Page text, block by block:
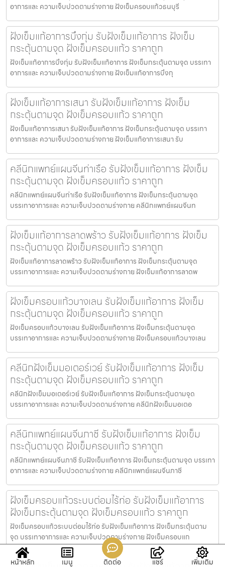
อาการและ ความเจ็บปวดตามร่างกาย ฝังเข็มครอบแก้วธนบุรี
ฝังเข็มแก้อาการบึงกุ่ม รับฝังเข็มแก้อาการ ฝังเข็ม
กระตุ้นตามจุด ฝังเข็มครอบแก้ว ราคาถูก
ฝังเข็มแก้อาการบึงกุ่ม รับฝังเข็มแก้อาการ ฝังเข็มกระตุ้นตามจุด บรรเทา
อาการและ ความเจ็บปวดตามร่างกาย ฝังเข็มแก้อาการบึงกุ
ฝังเข็มแก้อาการเสนา รับฝังเข็มแก้อาการ ฝังเข็ม
กระตุ้นตามจุด ฝังเข็มครอบแก้ว ราคาถูก
ฝังเข็มแก้อาการเสนา รับฝังเข็มแก้อาการ ฝังเข็มกระตุ้นตามจุด บรรเทา
อาการและ ความเจ็บปวดตามร่างกาย ฝังเข็มแก้อาการเสนา รับ
คลีนิกแพทย์แผนจีนท่าเรือ รับฝังเข็มแก้อาการ ฝังเข็ม
กระตุ้นตามจุด ฝังเข็มครอบแก้ว ราคาถูก
คลีนิกแพทย์แผนจีนท่าเรือ รับฝังเข็มแก้อาการ ฝังเข็มกระตุ้นตามจุด
บรรเทาอาการและ ความเจ็บปวดตามร่างกาย คลีนิกแพทย์แผนจีนท
ฝังเข็มแก้อาการลาดพร้าว รับฝังเข็มแก้อาการ ฝังเข็ม
กระตุ้นตามจุด ฝังเข็มครอบแก้ว ราคาถูก
ฝังเข็มแก้อาการลาดพร้าว รับฝังเข็มแก้อาการ ฝังเข็มกระตุ้นตามจุด
บรรเทาอาการและ ความเจ็บปวดตามร่างกาย ฝังเข็มแก้อาการลาดพ
ฝังเข็มครอบแก้วบางเลน รับฝังเข็มแก้อาการ ฝังเข็ม
กระตุ้นตามจุด ฝังเข็มครอบแก้ว ราคาถูก
ฝังเข็มครอบแก้วบางเลน รับฝังเข็มแก้อาการ ฝังเข็มกระตุ้นตามจุด
บรรเทาอาการและ ความเจ็บปวดตามร่างกาย ฝังเข็มครอบแก้วบางเลน
คลีนิกฝังเข็มมอเตอร์เวย์ รับฝังเข็มแก้อาการ ฝังเข็ม
กระตุ้นตามจุด ฝังเข็มครอบแก้ว ราคาถูก
คลีนิกฝังเข็มมอเตอร์เวย์ รับฝังเข็มแก้อาการ ฝังเข็มกระตุ้นตามจุด
บรรเทาอาการและ ความเจ็บปวดตามร่างกาย คลีนิกฝังเข็มมอเตอ
คลีนิกแพทย์แผนจีนภาชี รับฝังเข็มแก้อาการ ฝังเข็ม
กระตุ้นตามจุด ฝังเข็มครอบแก้ว ราคาถูก
คลีนิกแพทย์แผนจีนภาชี รับฝังเข็มแก้อาการ ฝังเข็มกระตุ้นตามจุด บรรเทา
อาการและ ความเจ็บปวดตามร่างกาย คลีนิกแพทย์แผนจีนภาชี
ฝังเข็มครอบแก้วระบบต่อมไร้ท่อ รับฝังเข็มแก้อาการ
ฝังเข็มกระตุ้นตามจุด ฝังเข็มครอบแก้ว ราคาถูก
ฝังเข็มครอบแก้วระบบต่อมไร้ท่อ รับฝังเข็มแก้อาการ ฝังเข็มกระตุ้นตาม
จุด บรรเทาอาการและ ความเจ็บปวดตามร่างกาย ฝังเข็มครอบแก
หน้าหลัก เมนู ติดต่อ แชร์ เพิ่มเติม